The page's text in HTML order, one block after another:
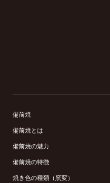
備前焼
備前焼とは
備前焼の魅力
備前焼の特徴
焼き色の種類（窯変）